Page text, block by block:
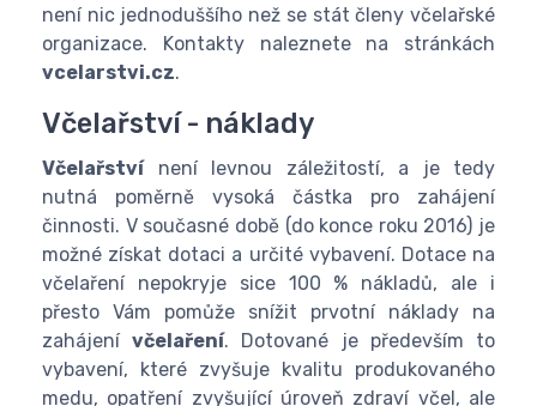
není nic jednoduššího než se stát členy včelařské
organizace. Kontakty naleznete na stránkách
vcelarstvi.cz.
Včelařství - náklady
Včelařstvínení levnou záležitostí, a je tedy
nutná poměrně vysoká částka pro zahájení
činnosti. V současné době (do konce roku 2016) je
možné získat dotaci a určité vybavení. Dotace na
včelaření nepokryje sice 100 % nákladů, ale i
přesto Vám pomůže snížit prvotní náklady na
zahájenívčelaření. Dotované je především to
vybavení, které zvyšuje kvalitu produkovaného
medu, opatření zvyšující úroveň zdraví včel, ale